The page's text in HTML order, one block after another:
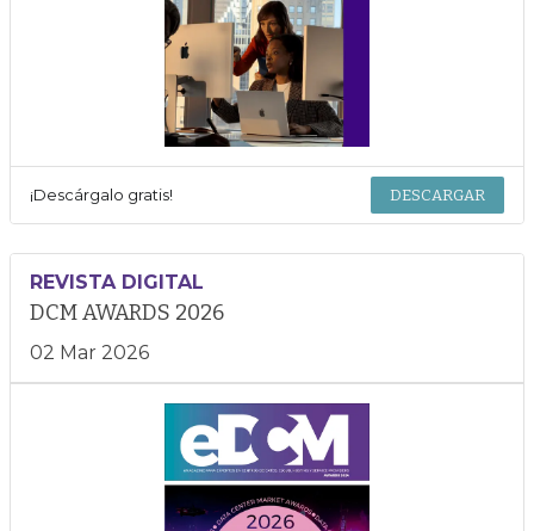
¡Descárgalo gratis! DESCARGAR
REVISTA DIGITAL
DCM AWARDS 2026
02 Mar 2026